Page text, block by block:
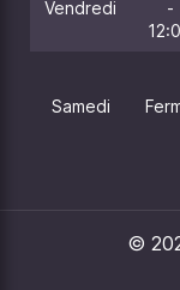
Vendredi
-
Samedi
©